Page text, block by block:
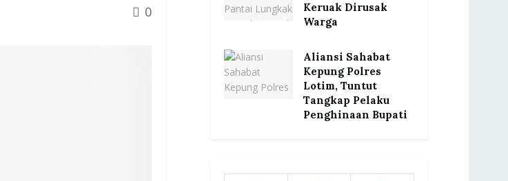
0
Keruak Dirusak
Warga
Aliansi Sahabat
Kepung Polres
Lotim, Tuntut
Tangkap Pelaku
Penghinaan Bupati